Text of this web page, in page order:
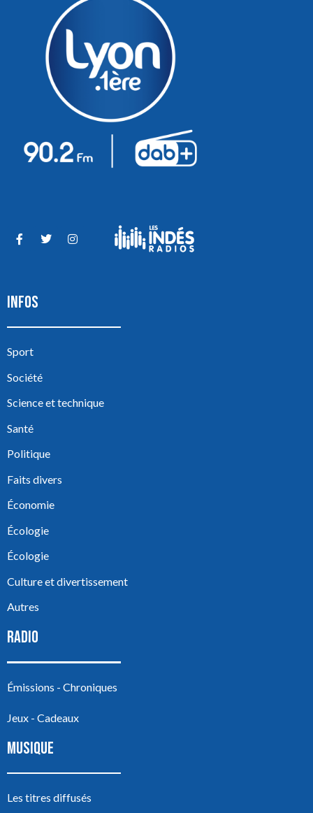
INFOS
Sport
Société
Science et technique
Santé
Politique
Faits divers
Économie
Écologie
Écologie
Culture et divertissement
Autres
RADIO
Émissions - Chroniques
Jeux - Cadeaux
MUSIQUE
Les titres diffusés